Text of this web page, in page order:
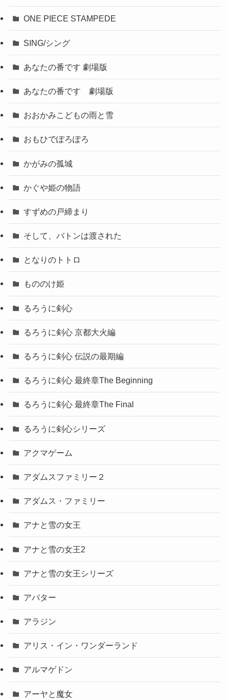
ONE PIECE STAMPEDE
SING/シング
あなたの番です 劇場版
あなたの番です 劇場版
おおかみこどもの雨と雪
おもひでぽろぽろ
かがみの孤城
かぐや姫の物語
すずめの戸締まり
そして、バトンは渡された
となりのトトロ
もののけ姫
るろうに剣心
るろうに剣心 京都大火編
るろうに剣心 伝説の最期編
るろうに剣心 最終章The Beginning
るろうに剣心 最終章The Final
るろうに剣心シリーズ
アクマゲーム
アダムスファミリー２
アダムス・ファミリー
アナと雪の女王
アナと雪の女王2
アナと雪の女王シリーズ
アバター
アラジン
アリス・イン・ワンダーランド
アルマゲドン
アーヤと魔女